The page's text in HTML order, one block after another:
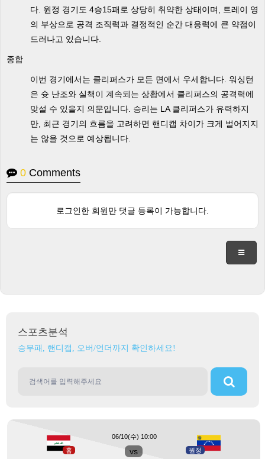
다. 원정 경기도 4승15패로 상당히 취약한 상태이며, 트레이 영
의 부상으로 공격 조직력과 결정적인 순간 대응력에 큰 약점이
드러나고 있습니다.
종합
이번 경기에서는 클리퍼스가 모든 면에서 우세합니다. 워싱턴
은 슛 난조와 실책이 계속되는 상황에서 클리퍼스의 공격력에
맞설 수 있을지 의문입니다. 승리는 LA 클리퍼스가 유력하지
만, 최근 경기의 흐름을 고려하면 핸디캡 차이가 크게 벌어지지
는 않을 것으로 예상됩니다.
0 Comments
로그인한 회원만 댓글 등록이 가능합니다.
스포츠분석
승무패, 핸디캡, 오버/언더까지 확인하세요!
홈 vs 원정
06/10(수) 10:00